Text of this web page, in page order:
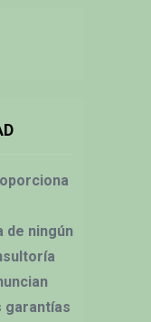
de ningún
garantías